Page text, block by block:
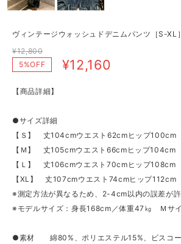
ヴィンテージウォッシュドデニムパンツ［S-XL］
¥12,800
5%OFF
¥12,160
【商品詳細】
●サイズ詳細
【Ｓ】 丈104cmウエスト62cmヒップ100cm
【Ｍ】 丈105cmウエスト66cmヒップ104cm
【Ｌ】 丈106cmウエスト70cmヒップ108cm
【XL】 丈107cmウエスト74cmヒップ112cm
※測定方法が異なるため、2-4cm以内の誤差が許
※モデルサイズ：身長168cm／体重47㎏ Ｍサ
●素材 綿80%、ポリエステル15%、ビスコ